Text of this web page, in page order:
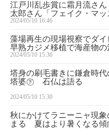
江戸川乱歩賞に霜月流さ
太郎さん「フェイク・マッ
2024/05/10 16:46
藻場再生の現場視察でダ
早熟カジメ移植で海産物
2024/05/10 15:36
塔身の刷毛書きに鎌倉時
塔婆㊦ 石仏は語る
2024/05/10 15:30
秋にかけてラニーニャ現
まる 夏はより暑くなる